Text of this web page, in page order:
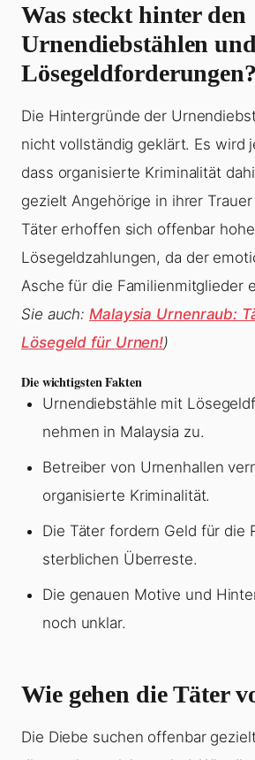
Was steckt hinter den
Urnendiebstählen
Lösegeldforderungen?
Die Hintergründe der
nicht vollständig geklärt. Es wird
dass organisierte Kriminalität
gezielt Angehörige in ihrer
Täter erhoffen sich offenbar hohe
Lösegeldzahlungen, da der
Asche für die Familienmitglieder
Sie auch:Malaysia Urnenraub:
Lösegeld für Urnen!)
Die wichtigsten Fakten
Urnendiebstähle mit
nehmen in Malaysia zu.
Betreiber von Urnenhallen
organisierte Kriminalität.
Die Täter fordern Geld für die
sterblichen Überreste.
Die genauen Motive und
noch unklar.
Wie gehen die Täter
Die Diebe suchen offenbar